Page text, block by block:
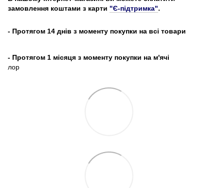
замовлення коштами з карти "Є-підтримка".
- Протягом 14 днів з моменту покупки на всі товари
- Протягом 1 місяця з моменту покупки на м'ячі
лор